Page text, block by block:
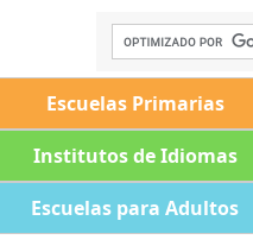
Escuelas Primarias
Institutos de Idiomas
Escuelas para Adultos